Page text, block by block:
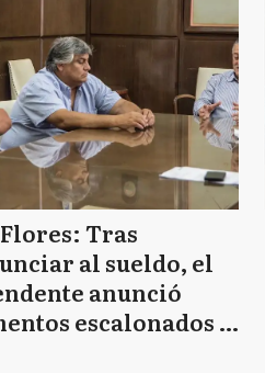
Tras
al sueldo, el
anunció
escalonados y